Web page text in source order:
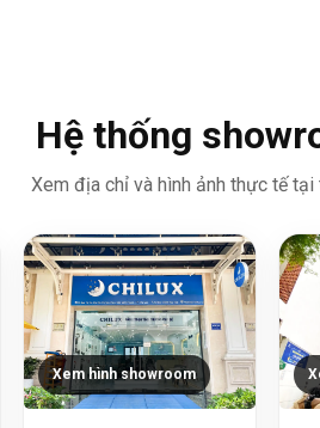
Hệ thống
Xem địa chỉ và hình ảnh thực tế
Xem hình showroom